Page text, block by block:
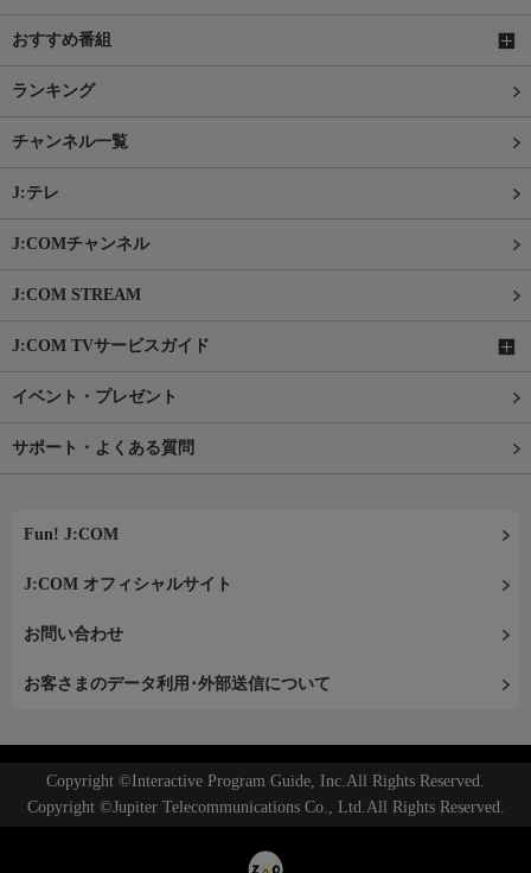
おすすめ番組
ランキング
チャンネル一覧
J:テレ
J:COMチャンネル
J:COM STREAM
J:COM TVサービスガイド
イベント・プレゼント
サポート・よくある質問
Fun! J:COM
J:COM オフィシャルサイト
お問い合わせ
お客さまのデータ利用･外部送信について
Copyright ©Interactive Program Guide, Inc.All Rights Reserved.
Copyright ©Jupiter Telecommunications Co., Ltd.All Rights Reserved.